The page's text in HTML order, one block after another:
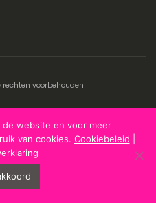
voorbehouden
website en voor meer
van cookies. Cookiebeleid